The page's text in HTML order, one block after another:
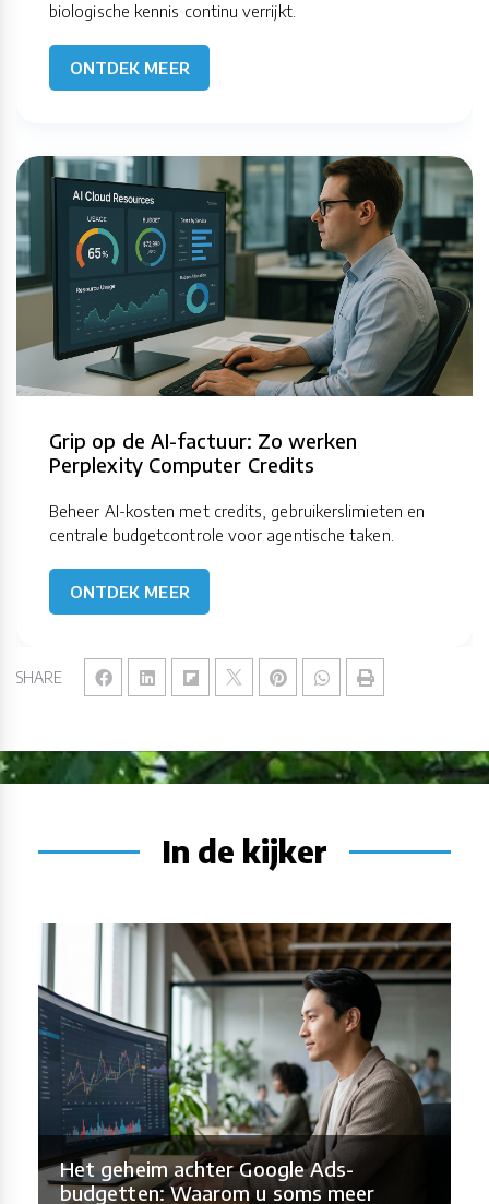
SHARE
biologische kennis continu verrijkt.
ONTDEK MEER
Grip op de AI-factuur: Zo werken
Perplexity Computer Credits
Beheer AI-kosten met credits, gebruikerslimieten en
centrale budgetcontrole voor agentische taken.
ONTDEK MEER
In de kijker
Het geheim achter Google Ads-
budgetten: Waarom u soms meer